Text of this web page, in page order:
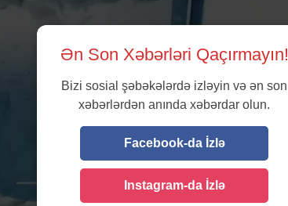
Ən Son Xəbərləri Qaçırmayın!
Bizi sosial şəbəkələrdə izləyin və ən son
xəbərlərdən anında xəbərdar olun.
Facebook-da İzlə
Instagram-da İzlə